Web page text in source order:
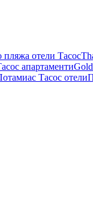
пляжа отели Тасос
апартаменти
Тасос отели